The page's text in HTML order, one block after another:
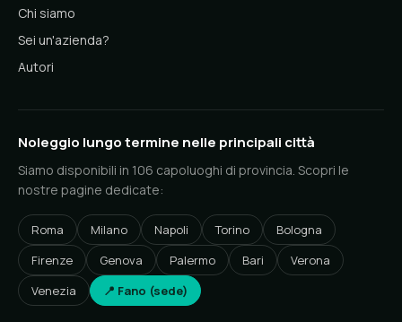
Chi siamo
Sei un'azienda?
Autori
Noleggio lungo termine nelle principali città
Siamo disponibili in 106 capoluoghi di provincia. Scopri le
nostre pagine dedicate:
Roma Milano Napoli Torino
Bologna
Firenze
Genova Palermo Bari
Verona
Venezia
📍 Fano (sede)